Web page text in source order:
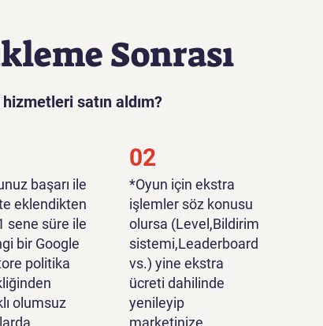
Sonrası
satın aldım?
başarı ile
eklendikten
sene süre ile
bir Google
politika
olumsuz
02
*Oyun için ekstra
işlemler söz konusu
olursa (Level,Bildirim
sistemi,Leaderboard
vs.) yine ekstra
ücreti dahilinde
yenileyip
marketinize